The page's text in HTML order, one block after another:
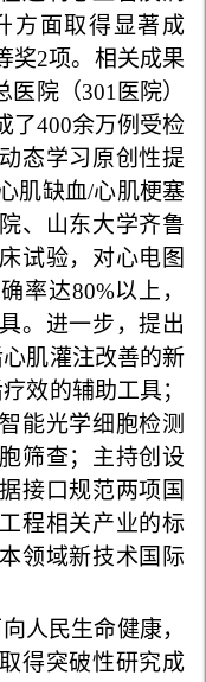
方面取得显著成
奖2项。相关成果
医院（301 医院）
了400余万例受检
态学习原创性提
肌缺血/心肌梗塞
、山东大学齐鲁
试验，对心电图
率达80%以上，
。进一步，提出
肌灌注改善的新
效的辅助工具；
能光学细胞检测
筛查；主持创设
接口规范两项国
程相关产业的标
领域新技术国际
人民生命健康，
得突破性研究成